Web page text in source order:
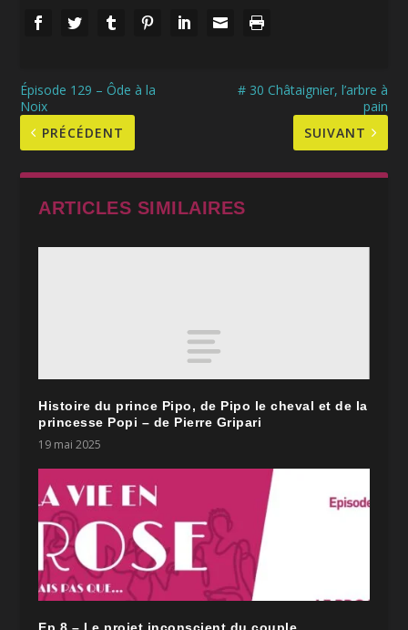
Épisode 129 – Ôde à la
Noix
PRÉCÉDENT
# 30 Châtaignier, l’arbre à
pain
SUIVANT
ARTICLES SIMILAIRES
Histoire du prince Pipo, de Pipo le cheval et de la
princesse Popi – de Pierre Gripari
19 mai 2025